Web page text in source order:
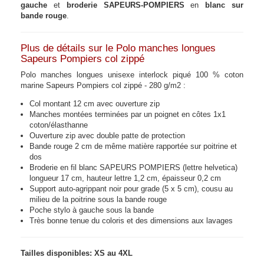
gauche et broderie SAPEURS-POMPIERS en blanc sur
bande rouge.
Plus de détails sur le Polo manches longues
Sapeurs Pompiers col zippé
Polo manches longues unisexe interlock piqué 100 % coton
marine Sapeurs Pompiers col zippé - 280 g/m2 :
Col montant 12 cm avec ouverture zip
Manches montées terminées par un poignet en côtes 1x1
coton/élasthanne
Ouverture zip avec double patte de protection
Bande rouge 2 cm de même matière rapportée sur poitrine et
dos
Broderie en fil blanc SAPEURS POMPIERS (lettre helvetica)
longueur 17 cm, hauteur lettre 1,2 cm, épaisseur 0,2 cm
Support auto-agrippant noir pour grade (5 x 5 cm), cousu au
milieu de la poitrine sous la bande rouge
Poche stylo à gauche sous la bande
Très bonne tenue du coloris et des dimensions aux lavages
Tailles disponibles: XS au 4XL